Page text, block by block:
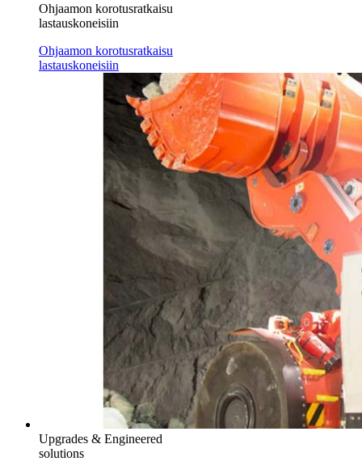
Ohjaamon korotusratkaisu
lastauskoneisiin
Ohjaamon korotusratkaisu
lastauskoneisiin
Upgrades & Engineered
solutions